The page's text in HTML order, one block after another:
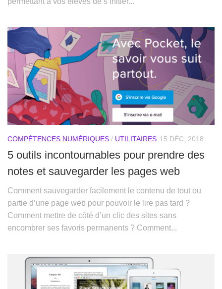
COMPÉTENCES NUMÉRIQUES / UTILITAIRES 15 DÉC, 2018
5 outils incontournables pour prendre des
notes et sauvegarder les pages web
Comment sauvegarder facilement le contenu de tout ou
partie d’une page web pour pouvoir le lire pas tard ?
Comment mettre de côté d’un clic des sites sans
encombrer ses favoris permanents ? Comment...